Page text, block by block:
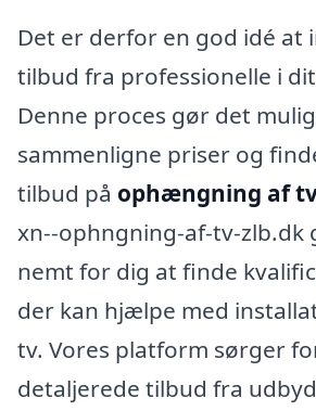
Det er derfor en god idé at
tilbud fra professionelle i
Denne proces gør det
sammenligne priser og
tilbud på ophængning af
xn--ophngning-af-tv-zlb.dk
nemt for dig at finde
der kan hjælpe med
tv. Vores platform sørger
detaljerede tilbud fra